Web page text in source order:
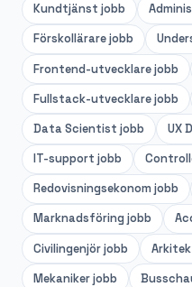
Kundtjänst jobb
Förskollärarejobb
Frontend-utvecklarejobb
Fullstack-utvecklarejobb
Data Scientist jobb UX
IT-support jobb
Redovisningsekonom jobb
Marknadsföring jobb
Civilingenjörjobb
Mekanikerjobb